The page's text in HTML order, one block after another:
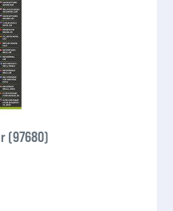
(97680)